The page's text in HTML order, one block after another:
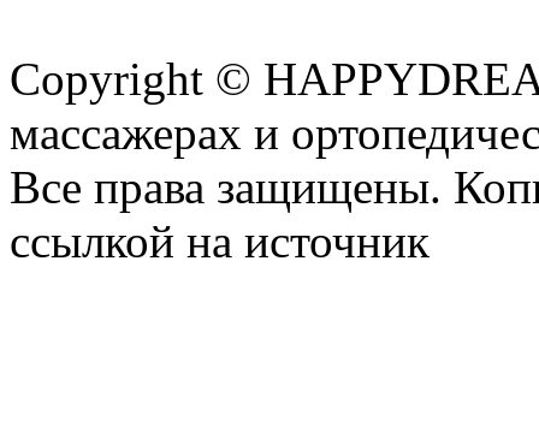
Copyright ©
массажерах и
Все права защищены.
ссылкой на источник